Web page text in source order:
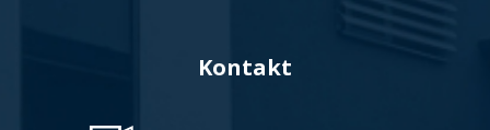
Kontakt